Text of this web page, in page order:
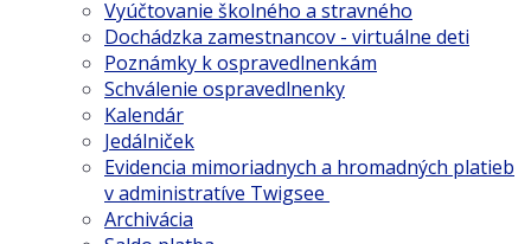
Vyúčtovanie školného a stravného
Dochádzka zamestnancov - virtuálne deti
Poznámky k ospravedlnenkám
Schválenie ospravedlnenky
Kalendár
Jedálniček
Evidencia mimoriadnych a hromadných platieb
v administratíve Twigsee
Archivácia